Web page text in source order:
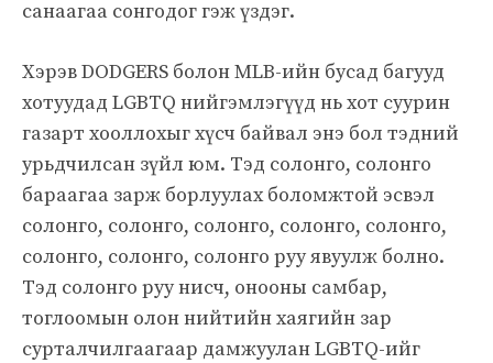
санаагаа сонгодог гэж үздэг.
Хэрэв DODGERS болон MLB-ийн бусад багууд
хотуудад LGBTQ нийгэмлэгүүд нь хот суурин
газарт хооллохыг хүсч байвал энэ бол тэдний
урьдчилсан зүйл юм. Тэд солонго, солонго
бараагаа зарж борлуулах боломжтой эсвэл
солонго, солонго, солонго, солонго, солонго,
солонго, солонго, солонго руу явуулж болно.
Тэд солонго руу нисч, онооны самбар,
тоглоомын олон нийтийн хаягийн зар
сурталчилгаагаар дамжуулан LGBTQ-ийг